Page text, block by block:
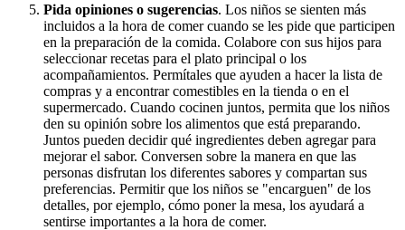
Pida opiniones o sugerencias. Los niños se sienten más
incluidos a la hora de comer cuando se les pide que participen
en la preparación de la comida. Colabore con sus hijos para
seleccionar recetas para el plato principal o los
acompañamientos. Permítales que ayuden a hacer la lista de
compras y a encontrar comestibles en la tienda o en el
supermercado. Cuando cocinen juntos, permita que los niños
den su opinión sobre los alimentos que está preparando.
Juntos pueden decidir qué ingredientes deben agregar para
mejorar el sabor. Conversen sobre la manera en que las
personas disfrutan los diferentes sabores y compartan sus
preferencias. Permitir que los niños se "encarguen" de los
detalles, por ejemplo, cómo poner la mesa, los ayudará a
sentirse importantes a la hora de comer.